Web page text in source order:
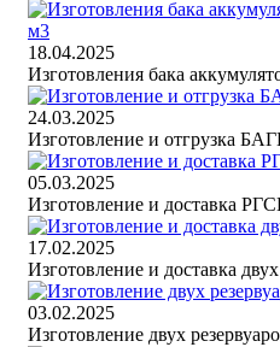
18.04.2025
Изготовления бака
24.03.2025
Изготовление и отгрузка
05.03.2025
Изготовление и доставка
17.02.2025
Изготовление и доставка
03.02.2025
Изготовление двух